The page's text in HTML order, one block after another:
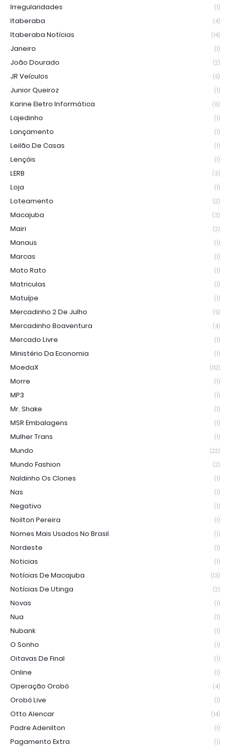
Irregularidades (1)
Itaberaba (4)
Itaberaba Notícias (14)
Janeiro (1)
João Dourado (2)
JR Veículos (5)
Junior Queiroz (1)
Karine Eletro Informática (6)
Lajedinho (1)
Lançamento (1)
Leilão De Casas (1)
Lençóis (1)
LERB (3)
Loja (1)
Loteamento (2)
Macajuba (3)
Mairi (2)
Manaus (1)
Marcas (1)
Mato Rato (1)
Matriculas (1)
Matuípe (1)
Mercadinho 2 De Julho (5)
Mercadinho Boaventura (4)
Mercado Livre (1)
Ministério Da Economia (1)
MoedaX (112)
Morre (1)
MP3 (1)
Mr. Shake (1)
MSR Embalagens (1)
Mulher Trans (1)
Mundo (22)
Mundo Fashion (2)
Naldinho Os Clones (1)
Nas (1)
Negativo (1)
Noilton Pereira (1)
Nomes Mais Usados No Brasil (1)
Nordeste (1)
Noticias (1)
Notícias De Macajuba (13)
Notícias De Utinga (2)
Novas (1)
Nua (1)
Nubank (1)
O Sonho (1)
Oitavas De Final (1)
Online (1)
Operação Orobó (4)
Orobó Live (1)
Otto Alencar (14)
Padre Adenilton (1)
Pagamento Extra (1)